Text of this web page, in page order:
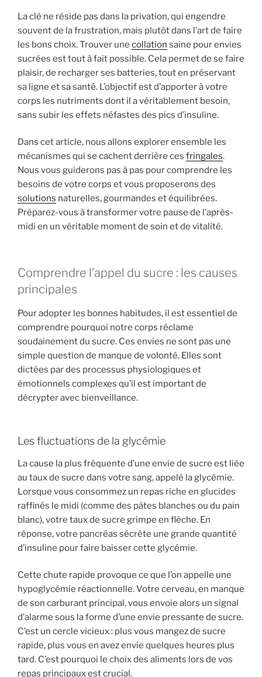
La clé ne réside pas dans la privation, qui engendre
souvent de la frustration, mais plutôt dans l’art de faire
les bons choix. Trouver une collation saine pour envies
sucrées est tout à fait possible. Cela permet de se faire
plaisir, de recharger ses batteries, tout en préservant
sa ligne et sa santé. L’objectif est d’apporter à votre
corps les nutriments dont il a véritablement besoin,
sans subir les effets néfastes des pics d’insuline.
Dans cet article, nous allons explorer ensemble les
mécanismes qui se cachent derrière ces fringales.
Nous vous guiderons pas à pas pour comprendre les
besoins de votre corps et vous proposerons des
solutions naturelles, gourmandes et équilibrées.
Préparez-vous à transformer votre pause de l’après-
midi en un véritable moment de soin et de vitalité.
Comprendre l’appel du sucre : les causes
principales
Pour adopter les bonnes habitudes, il est essentiel de
comprendre pourquoi notre corps réclame
soudainement du sucre. Ces envies ne sont pas une
simple question de manque de volonté. Elles sont
dictées par des processus physiologiques et
émotionnels complexes qu’il est important de
décrypter avec bienveillance.
Les fluctuations de la glycémie
La cause la plus fréquente d’une envie de sucre est liée
au taux de sucre dans votre sang, appelé la glycémie.
Lorsque vous consommez un repas riche en glucides
raffinés le midi (comme des pâtes blanches ou du pain
blanc), votre taux de sucre grimpe en flèche. En
réponse, votre pancréas sécrète une grande quantité
d’insuline pour faire baisser cette glycémie.
Cette chute rapide provoque ce que l’on appelle une
hypoglycémie réactionnelle. Votre cerveau, en manque
de son carburant principal, vous envoie alors un signal
d’alarme sous la forme d’une envie pressante de sucre.
C’est un cercle vicieux : plus vous mangez de sucre
rapide, plus vous en avez envie quelques heures plus
tard. C’est pourquoi le choix des aliments lors de vos
repas principaux est crucial.